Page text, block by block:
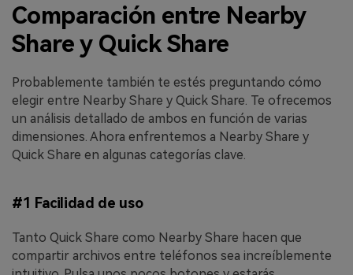
Comparación entre Nearby
Share y Quick Share
Probablemente también te estés preguntando cómo
elegir entre Nearby Share y Quick Share. Te ofrecemos
un análisis detallado de ambos en función de varias
dimensiones. Ahora enfrentemos a Nearby Share y
Quick Share en algunas categorías clave.
#1 Facilidad de uso
Tanto Quick Share como Nearby Share hacen que
compartir archivos entre teléfonos sea increíblemente